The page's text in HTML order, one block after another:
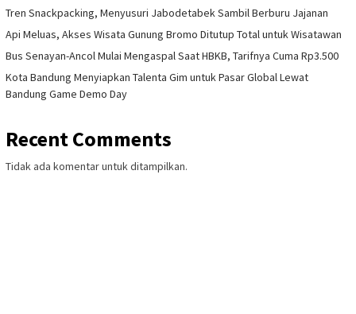
Tren Snackpacking, Menyusuri Jabodetabek Sambil Berburu Jajanan
Api Meluas, Akses Wisata Gunung Bromo Ditutup Total untuk Wisatawan
Bus Senayan-Ancol Mulai Mengaspal Saat HBKB, Tarifnya Cuma Rp3.500
Kota Bandung Menyiapkan Talenta Gim untuk Pasar Global Lewat
Bandung Game Demo Day
Recent Comments
Tidak ada komentar untuk ditampilkan.